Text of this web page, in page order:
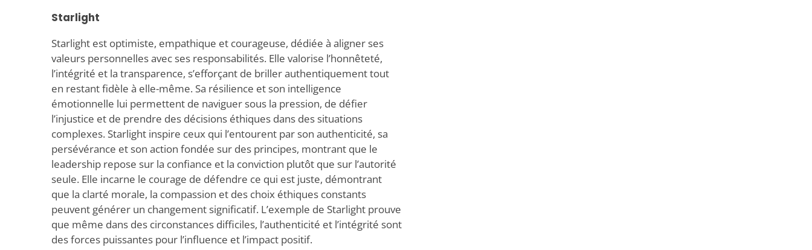
Starlight
Starlight est optimiste, empathique et courageuse, dédiée à aligner ses
valeurs personnelles avec ses responsabilités. Elle valorise l’honnêteté,
l’intégrité et la transparence, s’efforçant de briller authentiquement tout
en restant fidèle à elle-même. Sa résilience et son intelligence
émotionnelle lui permettent de naviguer sous la pression, de défier
l’injustice et de prendre des décisions éthiques dans des situations
complexes. Starlight inspire ceux qui l’entourent par son authenticité, sa
persévérance et son action fondée sur des principes, montrant que le
leadership repose sur la confiance et la conviction plutôt que sur l’autorité
seule. Elle incarne le courage de défendre ce qui est juste, démontrant
que la clarté morale, la compassion et des choix éthiques constants
peuvent générer un changement significatif. L’exemple de Starlight prouve
que même dans des circonstances difficiles, l’authenticité et l’intégrité sont
des forces puissantes pour l’influence et l’impact positif.